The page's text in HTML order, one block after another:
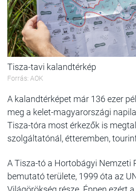
Tisza-tavi kalandtérkép
Forrás: AOK
A kalandtérképet már 136 ezer
meg a kelet-magyarországi
Tisza-tóra most érkezők is
szolgáltatónál, étteremben,
A Tisza-tó a Hortobágyi Nemzeti
bemutató területe, 1999 óta az